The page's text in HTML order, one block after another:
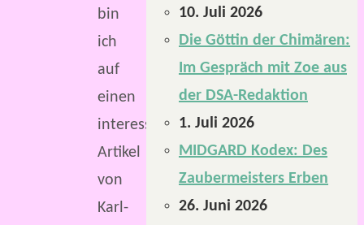
bin
ich
auf
einen
interessanten
Artikel
von
Karl-
10. Juli 2026
Die Göttin der Chimären:
Im Gespräch mit Zoe aus
der DSA-Redaktion
1. Juli 2026
MIDGARD Kodex: Des
Zaubermeisters Erben
26. Juni 2026